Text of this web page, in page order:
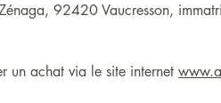
92420 Vaucresson,
un achat via le site internet